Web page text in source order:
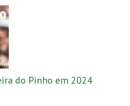
do Pinho em 2024